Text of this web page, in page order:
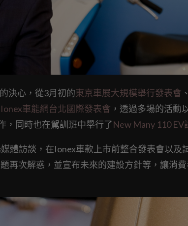
決心，從3月初的東京車展大規模舉行發表會
Ionex車能網台北國際發表會 ，透過多場的活動
，同時也在駕訓班中舉行了New Many 110 EV
體訪談，在Ionex車款上市前整合發表會以及
再次解惑，並宣布未來的建設方針等，讓消